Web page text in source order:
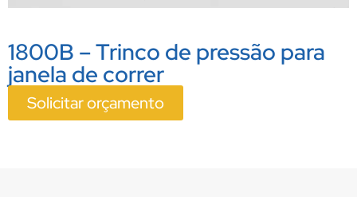
1800B – Trinco de pressão para
janela de correr
Solicitar orçamento